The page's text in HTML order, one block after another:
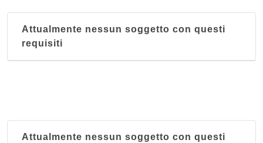
Attualmente nessun soggetto con questi
requisiti
Attualmente nessun soggetto con questi